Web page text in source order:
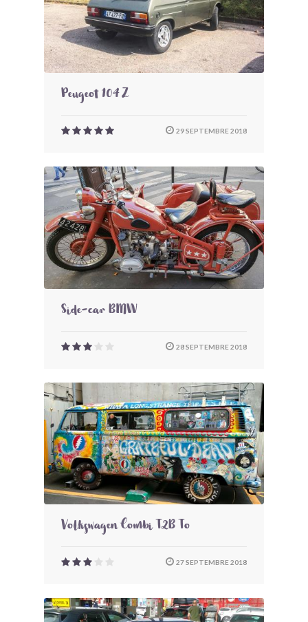
Peugeot 104 Z
29 SEPTEMBRE 2018
Side-car BMW
28 SEPTEMBRE 2018
Volkswagen Combi T2B To
27 SEPTEMBRE 2018